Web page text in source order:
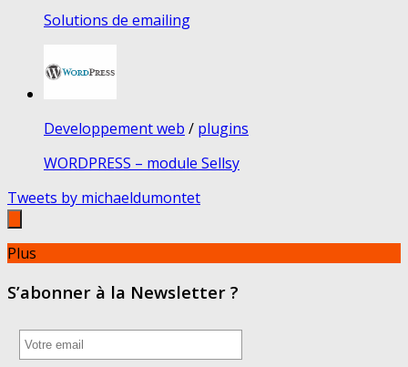
Solutions de emailing
Developpement web / plugins
WORDPRESS – module Sellsy
Tweets by michaeldumontet
Plus
S’abonner à la Newsletter ?